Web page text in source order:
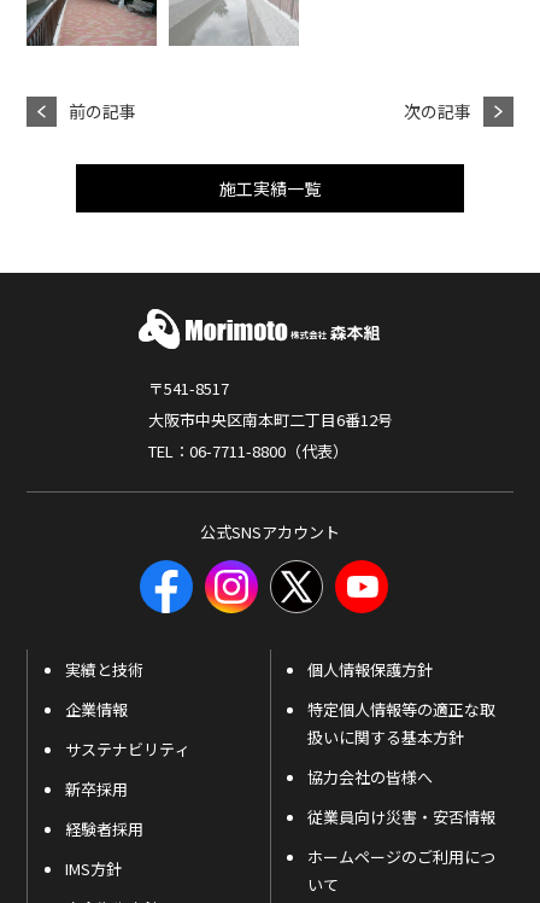
前の記事 次の記事
施工実績一覧
〒541-8517
大阪市中央区南本町二丁目6番12号
TEL：06-7711-8800（代表）
公式SNSアカウント
実績と技術
企業情報
サステナビリティ
新卒採用
経験者採用
IMS方針
個人情報保護方針
特定個人情報等の適正な取
扱いに関する基本方針
協力会社の皆様へ
従業員向け災害・安否情報
ホームページのご利用につ
いて